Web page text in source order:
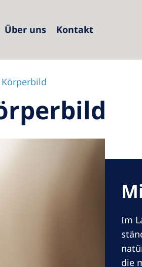
Über uns Kontakt
Serbia
Slovakia
Slovenia
Spain
Im
die